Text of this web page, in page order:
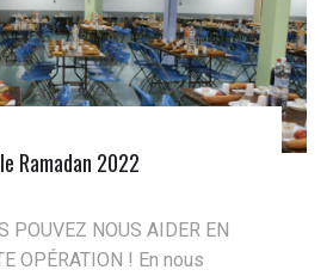
Ramadan 2022
POUVEZ NOUS AIDER EN
OPÉRATION ! En nous